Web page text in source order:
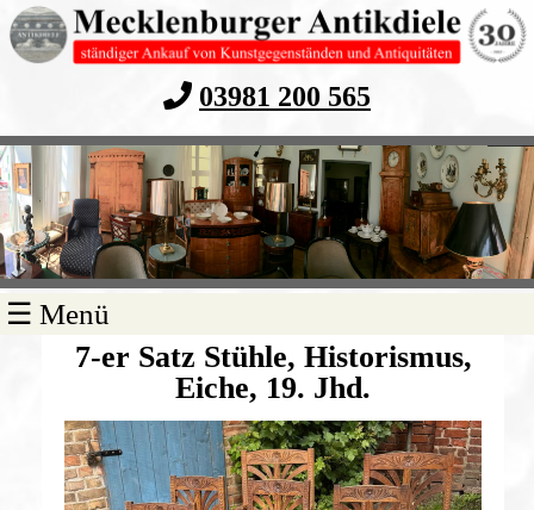
03981 200 565
☰ Menü
7-er Satz Stühle, Historismus,
Eiche, 19. Jhd.